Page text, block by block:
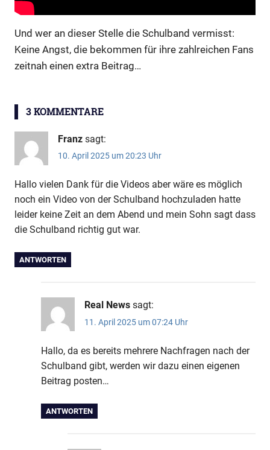
Und wer an dieser Stelle die Schulband vermisst:
Keine Angst, die bekommen für ihre zahlreichen Fans
zeitnah einen extra Beitrag…
Abend
3 KOMMENTARE
Franz sagt:
10. April 2025 um 20:23 Uhr
Hallo vielen Dank für die Videos aber wäre es möglich
noch ein Video von der Schulband hochzuladen hatte
leider keine Zeit an dem Abend und mein Sohn sagt dass
die Schulband richtig gut war.
ANTWORTEN
Real News sagt:
11. April 2025 um 07:24 Uhr
Hallo, da es bereits mehrere Nachfragen nach der
Schulband gibt, werden wir dazu einen eigenen
Beitrag posten…
ANTWORTEN